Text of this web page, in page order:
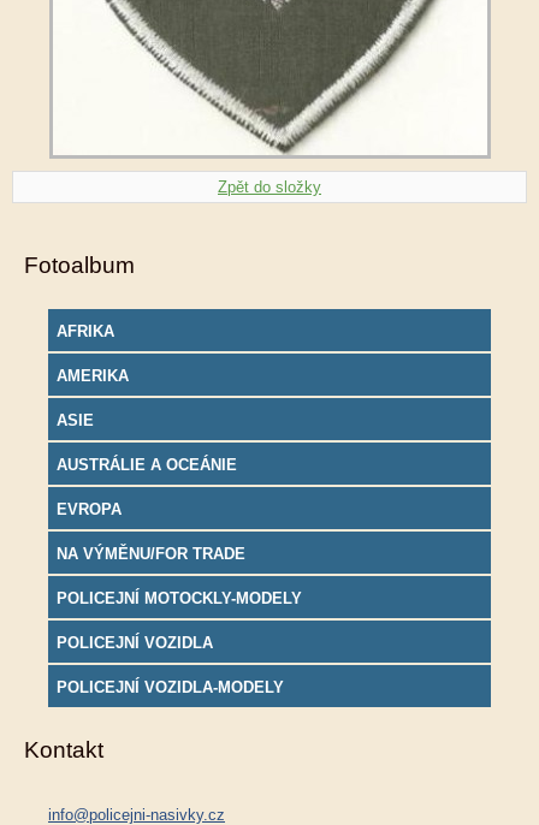
Zpět do složky
Fotoalbum
AFRIKA
AMERIKA
ASIE
AUSTRÁLIE A OCEÁNIE
EVROPA
NA VÝMĚNU/FOR TRADE
POLICEJNÍ MOTOCKLY-MODELY
POLICEJNÍ VOZIDLA
POLICEJNÍ VOZIDLA-MODELY
Kontakt
info@policejni-nasivky.cz